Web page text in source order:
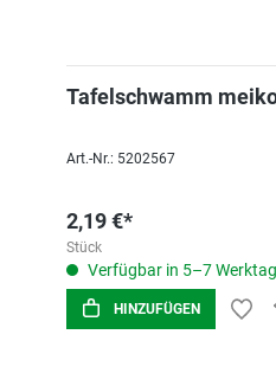
Tafelschwamm
Art.-Nr.: 5202567
2,19 €*
Stück
Verfügbar in 5–7
HINZUFÜGEN